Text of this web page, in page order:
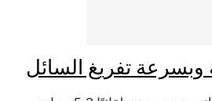
تفريغ السائل